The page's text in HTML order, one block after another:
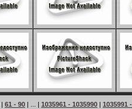
| 61 - 90 | ... | 1035961 - 1035990 | 1035991